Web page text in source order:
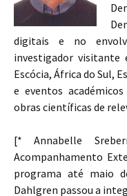
digitais e no
investigador visitante
Escócia, África do Sul,
e eventos
obras científicas de
[* Annabelle
Acompanhamento
programa até maio
Dahlgren passou a